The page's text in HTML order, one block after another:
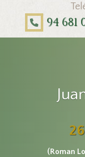
94 681
(Roman